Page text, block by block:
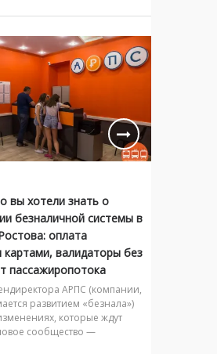
вы хотели знать о
безналичной системы в
оплата
картами, валидаторы без
пассажиропотока
АРПС (компании,
развитием «безнала»)
которые ждут
сообщество —